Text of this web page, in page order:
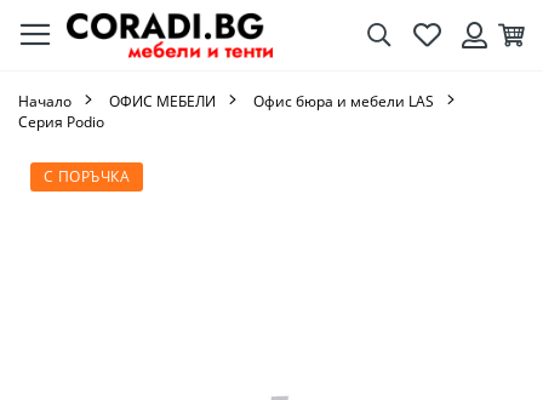
ТърсенеЛюбими
Начало ОФИС МЕБЕЛИ
Офис бюра и мебели LAS
Серия Podio
С ПОРЪЧКА
Преминете
към